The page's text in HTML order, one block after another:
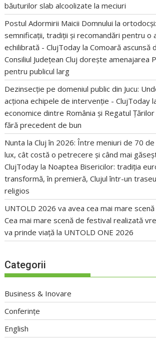
băuturilor slab alcoolizate la meciuri
Postul Adormirii Maicii Domnului la
semnificații, tradiții și recomandări pentru o
echilibrată - ClujToday laComoară ascunsă
Consiliul Județean Cluj dorește amenajarea
pentru publicul larg
Dezinsecție pe domeniul public din Jucu:
acționa echipele de intervenție - ClujToday
economice dintre România și Regatul Țărilor
fără precedent de bun
Nunta la Cluj în 2026: Între meniuri de 70
lux, cât costă o petrecere și când mai
ClujToday la Noaptea Bisericilor: tradiția
transformă, în premieră, Clujul într-un
religios
UNTOLD 2026 va avea cea mai mare scenă
Cea mai mare scenă de festival realizată
va prinde viață la UNTOLD ONE 2026
Categorii
Business & Inovare
Conferințe
English